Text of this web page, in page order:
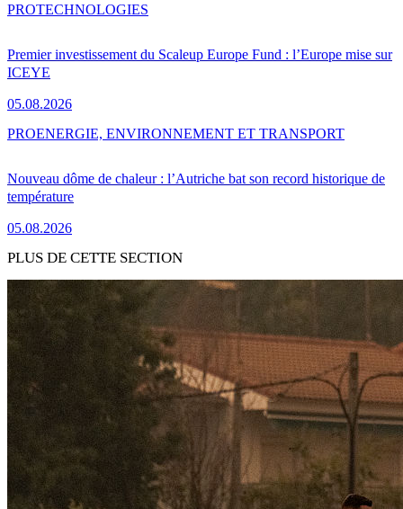
Premier investissement du Scaleup Europe Fund : l’Europe mise sur
ICEYE
05.08.2026
PROTECHNOLOGIES
Nouveau dôme de chaleur : l’Autriche bat son record historique de
température
05.08.2026
PROENERGIE, ENVIRONNEMENT ET TRANSPORT
PLUS DE CETTE SECTION